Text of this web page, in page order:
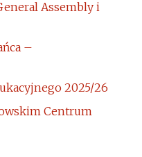
Assembly i
–
2025/26
Centrum